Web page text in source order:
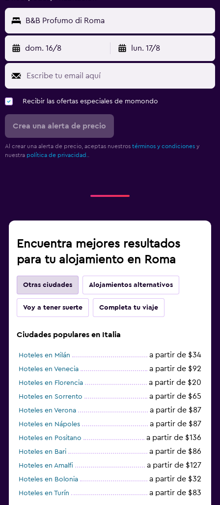
B&B Profumo di Roma
dom. 16/8 lun. 17/8
Recibir las ofertas especiales de momondo
Crea una alerta de precio
Al crear una alerta de precio, aceptas nuestros términos y condiciones y
nuestra política de privacidad.
Encuentra mejores resultados
para tu alojamiento en Roma
Otras ciudades Alojamientos alternativos
Voy a tener suerte Completa tu viaje
Ciudades populares en Italia
Hoteles en Milán a partir de $34
Hoteles en Venecia a partir de $92
Hoteles en Florencia a partir de $20
Hoteles en Sorrento a partir de $65
Hoteles en Verona a partir de $87
Hoteles en Nápoles a partir de $87
Hoteles en Positano a partir de $136
Hoteles en Bari a partir de $86
Hoteles en Amalfi a partir de $127
Hoteles en Bolonia a partir de $32
Hoteles en Turín a partir de $83